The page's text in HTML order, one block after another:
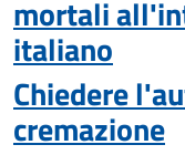
mortali
italiano
Chiedere
cremazione